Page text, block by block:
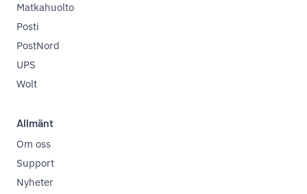
Matkahuolto
Posti
PostNord
UPS
Wolt
Allmänt
Om oss
Support
Nyheter